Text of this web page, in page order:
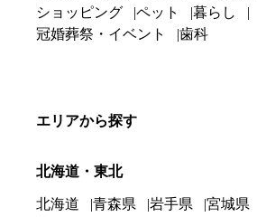
ショッピング
ペット
暮らし
冠婚葬祭・イベント
歯科
エリアから探す
北海道・東北
北海道 青森県 岩手県 宮城県